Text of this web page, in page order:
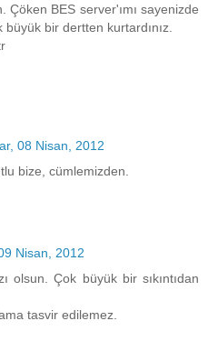
Çöken BES server'ımı sayenizde
bir dertten kurtardınız.
08 Nisan, 2012
bize, cümlemizden.
Nisan, 2012
olsun. Çok büyük bir sıkıntıdan
tasvir edilemez.